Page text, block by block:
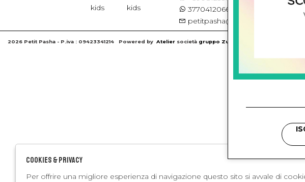
kids kids
3770412066 , 3397314295
petitpasha@hotmail.it
2026 Petit Pasha - P.iva : 09423341214 Powered by Atelier società gruppo Zucchetti
Cookies & Privacy
Per offrire una migliore esperienza di navigazione questo sito si avvale di